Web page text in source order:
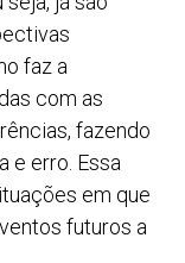
faz a
com as
fazendo
e erro. Essa
em que
futuros a